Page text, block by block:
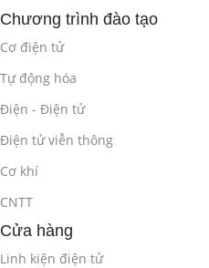
Chương trình đào tạo
Cơ điện tử
Tự động hóa
Điện - Điện tử
Điện tử viễn thông
Cơ khí
CNTT
Cửa hàng
Linh kiện điện tử